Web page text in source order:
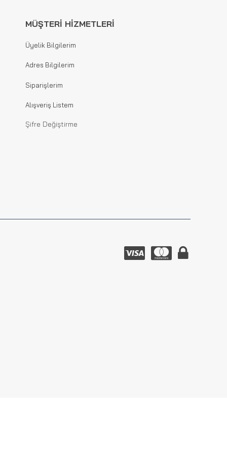
MÜŞTERİ HİZMETLERİ
Üyelik Bilgilerim
Adres Bilgilerim
Siparişlerim
Alışveriş Listem
Şifre Değiştirme